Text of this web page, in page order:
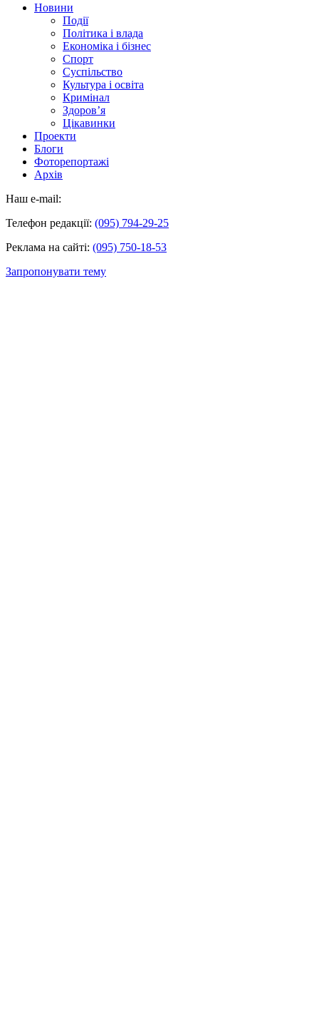
Новини
Події
Політика і влада
Економіка і бізнес
Спорт
Суспільство
Культура і освіта
Кримінал
Здоров’я
Цікавинки
Проекти
Блоги
Фоторепортажі
Архів
Наш e-mail:
Телефон редакції: (095) 794-29-25
Реклама на сайті: (095) 750-18-53
Запропонувати тему